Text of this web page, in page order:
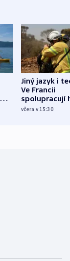
Jiný jazyk i
Ve Francii
spolupracují
různých zemí
včera v 15:30